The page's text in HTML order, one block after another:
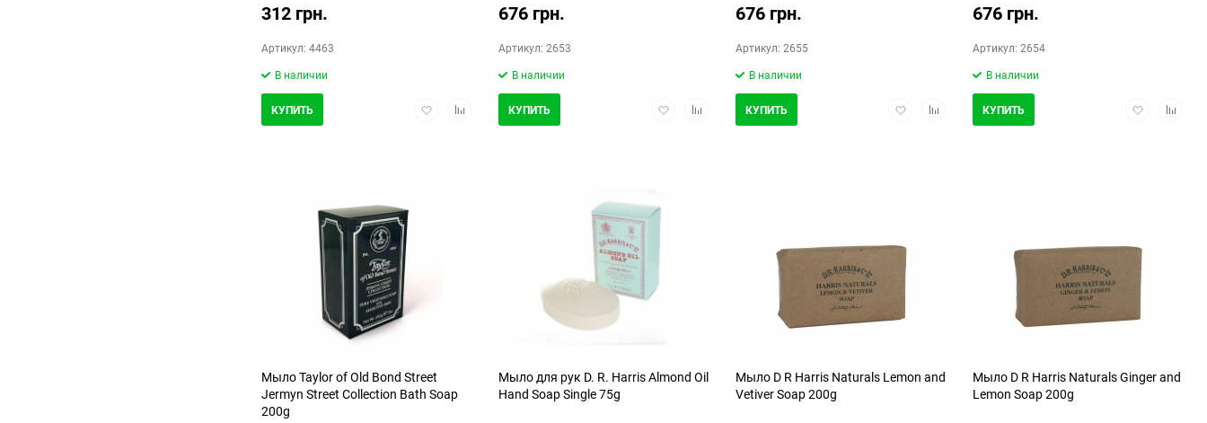
312 грн.
Артикул: 4463
В наличии
ДобавитьДобавить
КУПИТЬ
676 грн.
Артикул: 2653
В наличии
ДобавитьДобавить
КУПИТЬ
676 грн.
Артикул: 2655
В наличии
ДобавитьДобавить
КУПИТЬ
676 грн.
Артикул: 2654
В наличии
Добавить
КУПИТЬ
Мыло Taylor of Old Bond Street
Jermyn Street Collection Bath Soap
200g
Мыло для рук D. R. Harris Almond Oil
Hand Soap Single 75g
Мыло D R Harris Naturals Lemon and
Vetiver Soap 200g
Мыло D R Harris Naturals Ginger and
Lemon Soap 200g